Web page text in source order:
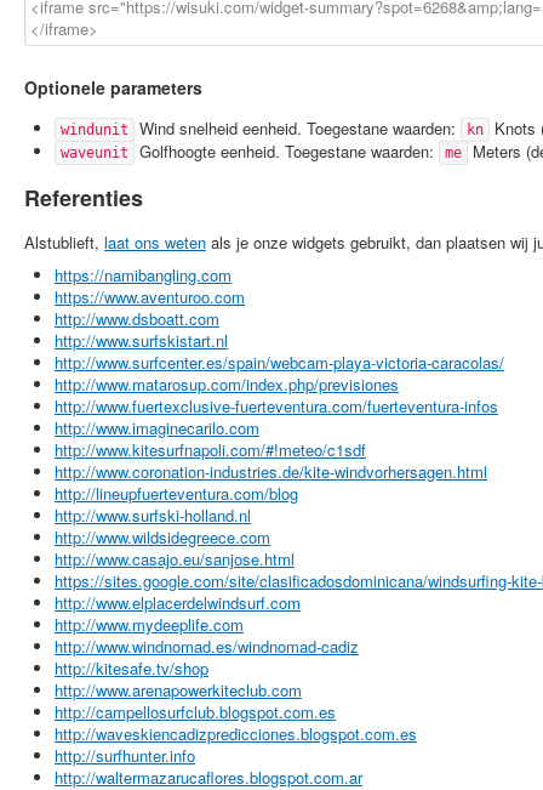
Optionele parameters
windunit Wind snelheid eenheid. Toegestane waarden: kn Knots
waveunit Golfhoogte eenheid. Toegestane waarden: me Meters
Referenties
Alstublieft, laat ons weten als je onze widgets gebruikt, dan plaatsen wij
https://namibangling.com
https://www.aventuroo.com
http://www.dsboatt.com
http://www.surfskistart.nl
http://www.surfcenter.es/spain/webcam-playa-victoria-caracolas/
http://www.matarosup.com/index.php/previsiones
http://www.fuertexclusive-fuerteventura.com/fuerteventura-infos
http://www.imaginecarilo.com
http://www.kitesurfnapoli.com/#!meteo/c1sdf
http://www.coronation-industries.de/kite-windvorhersagen.html
http://lineupfuerteventura.com/blog
http://www.surfski-holland.nl
http://www.wildsidegreece.com
http://www.casajo.eu/sanjose.html
https://sites.google.com/site/clasificadosdominicana/windsurfing-
http://www.elplacerdelwindsurf.com
http://www.mydeeplife.com
http://www.windnomad.es/windnomad-cadiz
http://kitesafe.tv/shop
http://www.arenapowerkiteclub.com
http://campellosurfclub.blogspot.com.es
http://waveskiencadizpredicciones.blogspot.com.es
http://surfhunter.info
http://waltermazarucaflores.blogspot.com.ar